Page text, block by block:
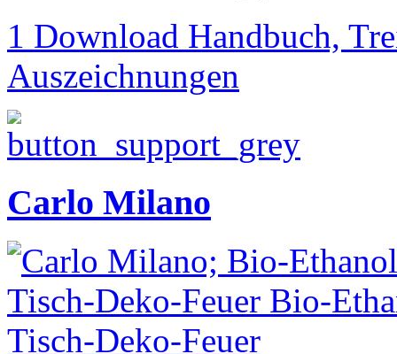
1 Download Handbuch,
Auszeichnungen
Carlo Milano